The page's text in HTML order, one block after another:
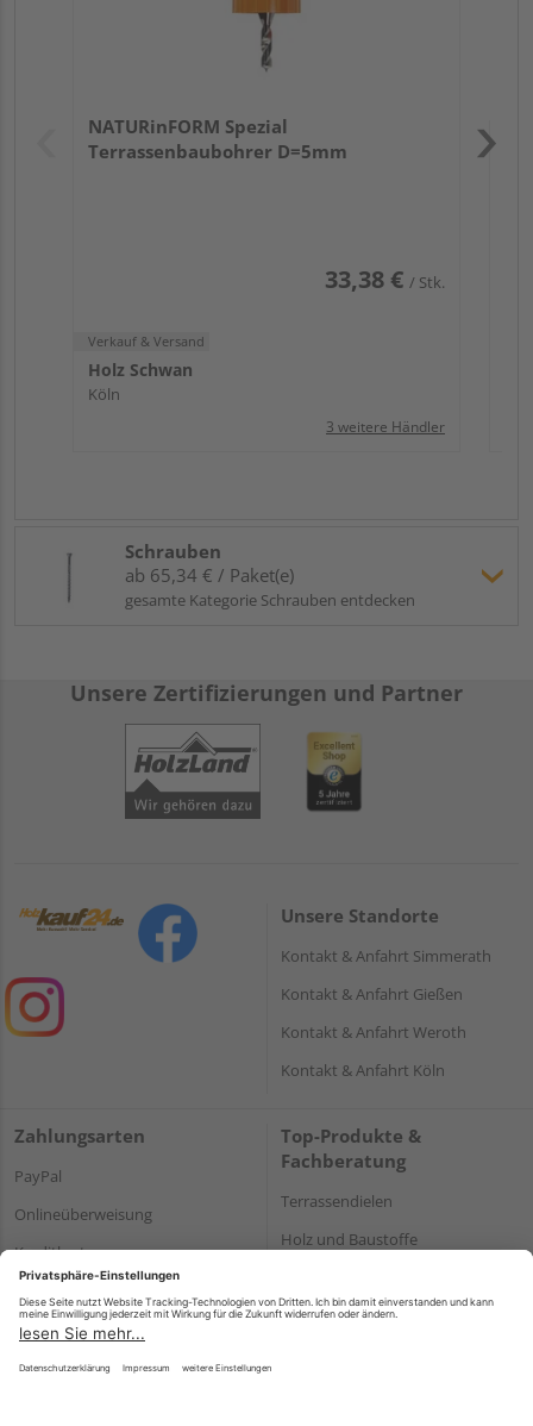
NATURinFORM Spezial
Terrassenbaubohrer D=5mm
33,38 € / Stk.
Verkauf & Versand
Holz Schwan
Köln
3 weitere Händler
Schrauben
ab 65,34 € / Paket(e)
gesamte Kategorie Schrauben entdecken
Unsere Zertifizierungen und Partner
Unsere Standorte
Kontakt & Anfahrt Simmerath
Kontakt & Anfahrt Gießen
Kontakt & Anfahrt Weroth
Kontakt & Anfahrt Köln
Zahlungsarten
PayPal
Onlineüberweisung
Kreditkarte
*Bonität vorausgesetzt
Top-Produkte &
Fachberatung
Terrassendielen
Holz und Baustoffe